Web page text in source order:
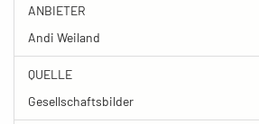
ANBIETER
Andi Weiland
QUELLE
Gesellschaftsbilder